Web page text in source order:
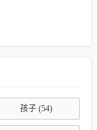
孩子(54)